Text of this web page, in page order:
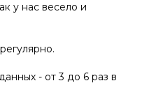
у нас весело и
- от 3 до 6 раз в